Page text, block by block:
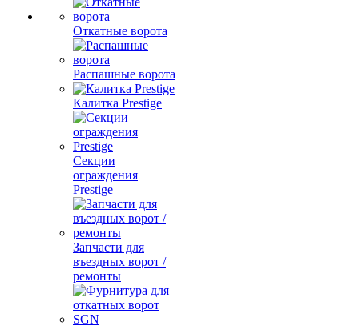
Откатные ворота
Распашные ворота
Калитка Prestige
Секции
ограждения
Prestige
Запчасти для
въездных ворот /
ремонты